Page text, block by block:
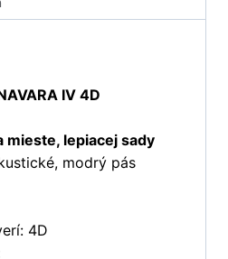
IV 4D
mieste, lepiacej sady
modrý pás
4D